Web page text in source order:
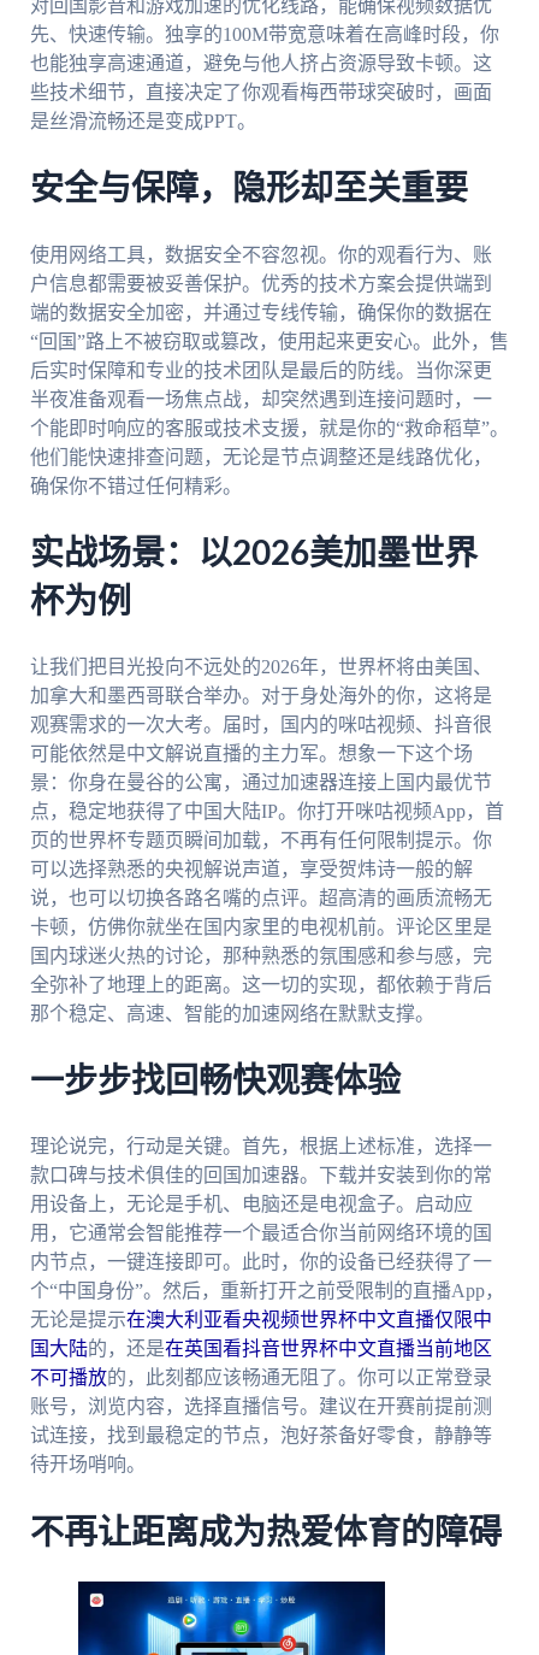
对回国影音和游戏加速的优化线路，能确保视频数据优
先、快速传输。独享的100M带宽意味着在高峰时段，你
也能独享高速通道，避免与他人挤占资源导致卡顿。这
些技术细节，直接决定了你观看梅西带球突破时，画面
是丝滑流畅还是变成PPT。
安全与保障，隐形却至关重要
使用网络工具，数据安全不容忽视。你的观看行为、账
户信息都需要被妥善保护。优秀的技术方案会提供端到
端的数据安全加密，并通过专线传输，确保你的数据在
“回国”路上不被窃取或篡改，使用起来更安心。此外，售
后实时保障和专业的技术团队是最后的防线。当你深更
半夜准备观看一场焦点战，却突然遇到连接问题时，一
个能即时响应的客服或技术支援，就是你的“救命稻草”。
他们能快速排查问题，无论是节点调整还是线路优化，
确保你不错过任何精彩。
实战场景：以2026美加墨世界
杯为例
让我们把目光投向不远处的2026年，世界杯将由美国、
加拿大和墨西哥联合举办。对于身处海外的你，这将是
观赛需求的一次大考。届时，国内的咪咕视频、抖音很
可能依然是中文解说直播的主力军。想象一下这个场
景：你身在曼谷的公寓，通过加速器连接上国内最优节
点，稳定地获得了中国大陆IP。你打开咪咕视频App，首
页的世界杯专题页瞬间加载，不再有任何限制提示。你
可以选择熟悉的央视解说声道，享受贺炜诗一般的解
说，也可以切换各路名嘴的点评。超高清的画质流畅无
卡顿，仿佛你就坐在国内家里的电视机前。评论区里是
国内球迷火热的讨论，那种熟悉的氛围感和参与感，完
全弥补了地理上的距离。这一切的实现，都依赖于背后
那个稳定、高速、智能的加速网络在默默支撑。
一步步找回畅快观赛体验
理论说完，行动是关键。首先，根据上述标准，选择一
款口碑与技术俱佳的回国加速器。下载并安装到你的常
用设备上，无论是手机、电脑还是电视盒子。启动应
用，它通常会智能推荐一个最适合你当前网络环境的国
内节点，一键连接即可。此时，你的设备已经获得了一
个“中国身份”。然后，重新打开之前受限制的直播App，
无论是提示在澳大利亚看央视频世界杯中文直播仅限中
国大陆的，还是在英国看抖音世界杯中文直播当前地区
不可播放的，此刻都应该畅通无阻了。你可以正常登录
账号，浏览内容，选择直播信号。建议在开赛前提前测
试连接，找到最稳定的节点，泡好茶备好零食，静静等
待开场哨响。
不再让距离成为热爱体育的障碍